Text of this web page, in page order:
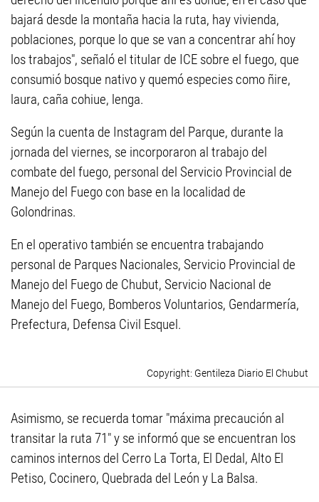
bajará desde la montaña hacia la ruta, hay vivienda,
poblaciones, porque lo que se van a concentrar ahí hoy
los trabajos", señaló el titular de ICE sobre el fuego, que
consumió bosque nativo y quemó especies como ñire,
laura, caña cohiue, lenga.
Según la cuenta de Instagram del Parque, durante la
jornada del viernes, se incorporaron al trabajo del
combate del fuego, personal del Servicio Provincial de
Manejo del Fuego con base en la localidad de
Golondrinas.
En el operativo también se encuentra trabajando
personal de Parques Nacionales, Servicio Provincial de
Manejo del Fuego de Chubut, Servicio Nacional de
Manejo del Fuego, Bomberos Voluntarios, Gendarmería,
Prefectura, Defensa Civil Esquel.
Gentileza Diario El Chubut
Asimismo, se recuerda tomar "máxima precaución al
transitar la ruta 71" y se informó que se encuentran los
caminos internos del Cerro La Torta, El Dedal, Alto El
Petiso, Cocinero, Quebrada del León y La Balsa.